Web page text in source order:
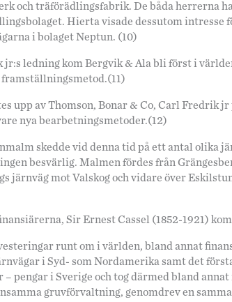
och träförädlingsfabrik. De båda herrerna
Hierta visade dessutom intresse
i bolaget Neptun. (10)
jr:s ledning kom Bergvik & Ala bli först i
upp av Thomson, Bonar & Co, Carl Fredrik
nya bearbetningsmetoder.(12)
skedde vid denna tid på ett antal olika
besvärlig. Malmen fördes från
järnväg mot Valskog och vidare över
Sir Ernest Cassel (1852-1921)
runt om i världen, bland annat
i Syd- som Nordamerika samt det
pengar i Sverige och tog därmed bland
gruvförvaltning, genomdrev en